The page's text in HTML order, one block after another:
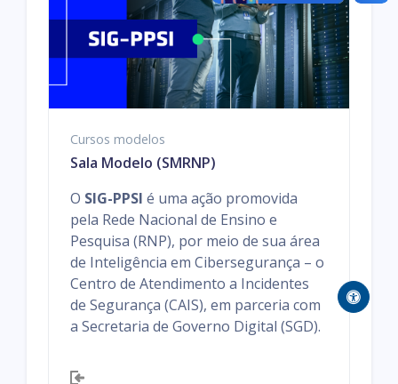
Cursos modelos
Sala Modelo (SMRNP)
O SIG-PPSI é uma ação promovida
pela Rede Nacional de Ensino e
Pesquisa (RNP), por meio de sua área
de Inteligência em Cibersegurança – o
Centro de Atendimento a Incidentes
de Segurança (CAIS), em parceria com
a Secretaria de Governo Digital (SGD).